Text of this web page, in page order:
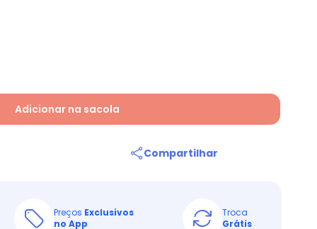
Adicionar na sacola
Compartilhar
Preços Exclusivos
no App
Troca
Grátis